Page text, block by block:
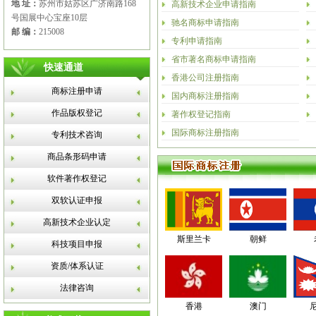
地 址： 苏州市姑苏区广济南路168
号国展中心宝座10层
邮 编： 215008
快速通道
商标注册申请
作品版权登记
专利技术咨询
商品条形码申请
软件著作权登记
双软认证申报
高新技术企业认定
科技项目申报
资质/体系认证
法律咨询
高新技术企业申请指南
驰名商标申请指南
专利申请指南
省市著名商标申请指南
香港公司注册指南
国内商标注册指南
著作权登记指南
国际商标注册指南
斯里兰卡 朝鲜
香港 澳门